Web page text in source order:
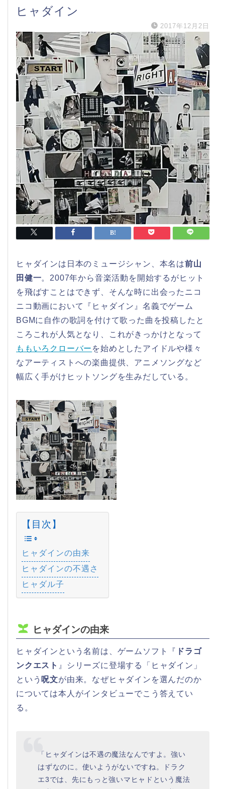
ヒャダイン
2017年12月2日
ヒャダインは日本のミュージシャン、本名は前山
田健一。2007年から音楽活動を開始するがヒット
を飛ばすことはできず、そんな時に出会ったニコ
ニコ動画において『ヒャダイン』名義でゲーム
BGMに自作の歌詞を付けて歌った曲を投稿したと
ころこれが人気となり、これがきっかけとなって
ももいろクローバー を始めとしたアイドルや様々
なアーティストへの楽曲提供、アニメソングなど
幅広く手がけヒットソングを生みだしている。
【目次】
ヒャダインの由来
ヒャダインの不遇さ
ヒャダル子
ヒャダインの由来
ヒャダインという名前は、ゲームソフト『 ドラゴ
ンクエスト 』シリーズに登場する「ヒャダイン」
という 呪文が由来。なぜヒャダインを選んだのか
については本人がインタビューでこう答えてい
る。
「ヒャダインは不遇の魔法なんですよ。強い
はずなのに。使いようがないですね。ドラク
エ3では、先にもっと強いマヒャドという魔法